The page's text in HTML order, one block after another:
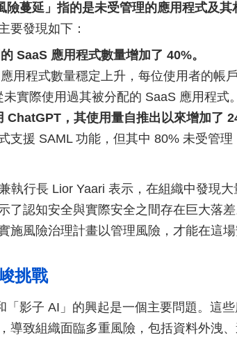
險蔓延」指的是未受管理的應用程式及
要發現如下：
SaaS 應用程式數量增加了 40%。
用程式數量穩定上升，每位使用者的帳
實際使用過其被分配的 SaaS 應用程式。
ChatGPT，其使用量自推出以來增加了
支援 SAML 功能，但其中 80% 未受管
執行長 Lior Yaari 表示，在組織中發現
了認知安全與實際安全之間存在巨大落
施風險治理計畫以管理風險，才能在這場
挑戰
「影子 AI」的興起是一個主要問題。這
導致組織面臨多重風險，包括資料外洩